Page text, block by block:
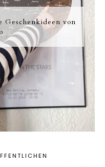
Geschenkideen von